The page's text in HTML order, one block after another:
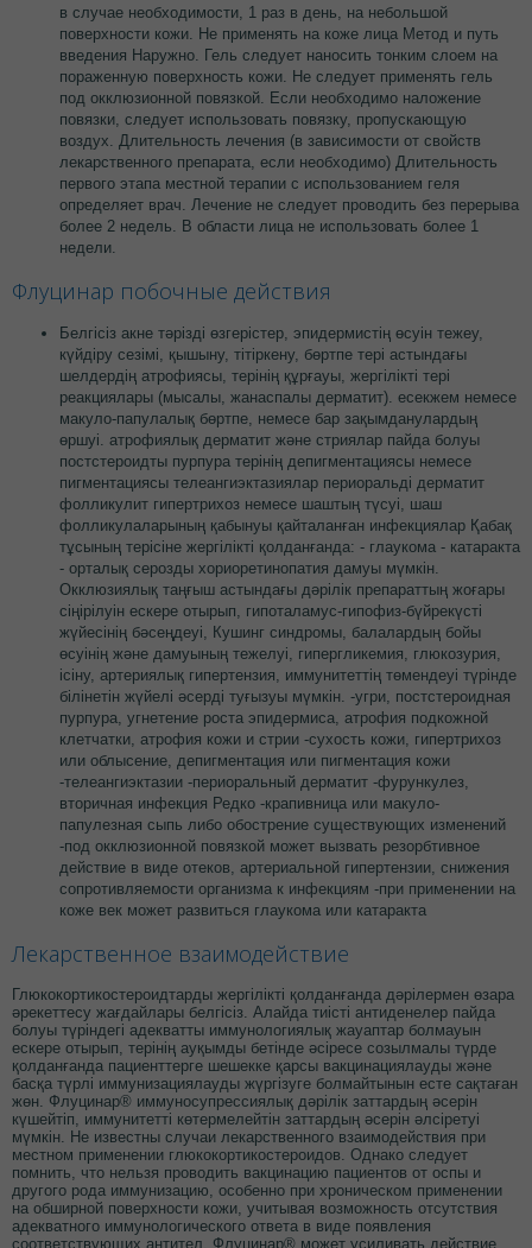
в случае необходимости, 1 раз в день, на небольшой
поверхности кожи. Не применять на коже лица Метод и путь
введения Наружно. Гель следует наносить тонким слоем на
пораженную поверхность кожи. Не следует применять гель
под окклюзионной повязкой. Если необходимо наложение
повязки, следует использовать повязку, пропускающую
воздух. Длительность лечения (в зависимости от свойств
лекарственного препарата, если необходимо) Длительность
первого этапа местной терапии с использованием геля
определяет врач. Лечение не следует проводить без перерыва
более 2 недель. В области лица не использовать более 1
недели.
Флуцинар побочные действия
Белгісіз акне тәрізді өзгерістер, эпидермистің өсуін тежеу,
күйдіру сезімі, қышыну, тітіркену, бөртпе тері астындағы
шелдердің атрофиясы, терінің құрғауы, жергілікті тері
реакциялары (мысалы, жанаспалы дерматит). есекжем немесе
макуло-папулалық бөртпе, немесе бар зақымданулардың
өршуі. атрофиялық дерматит және стриялар пайда болуы
постстероидты пурпура терінің депигментациясы немесе
пигментациясы телеангиэктазиялар периоральді дерматит
фолликулит гипертрихоз немесе шаштың түсуі, шаш
фолликулаларының қабынуы қайталанған инфекциялар Қабақ
тұсының терісіне жергілікті қолданғанда: - глаукома - катаракта
- орталық серозды хориоретинопатия дамуы мүмкін.
Окклюзиялық таңғыш астындағы дәрілік препараттың жоғары
сіңірілуін ескере отырып, гипоталамус-гипофиз-бүйрекүсті
жүйесінің бәсеңдеуі, Кушинг синдромы, балалардың бойы
өсуінің және дамуының тежелуі, гипергликемия, глюкозурия,
ісіну, артериялық гипертензия, иммунитеттің төмендеуі түрінде
білінетін жүйелі әсерді туғызуы мүмкін. -угри, постстероидная
пурпура, угнетение роста эпидермиса, атрофия подкожной
клетчатки, атрофия кожи и стрии -сухость кожи, гипертрихоз
или облысение, депигментация или пигментация кожи
-телеангиэктазии -периоральный дерматит -фурункулез,
вторичная инфекция Редко -крапивница или макуло-
папулезная сыпь либо обострение существующих изменений
-под окклюзионной повязкой может вызвать резорбтивное
действие в виде отеков, артериальной гипертензии, снижения
сопротивляемости организма к инфекциям -при применении на
коже век может развиться глаукома или катаракта
Лекарственное взаимодействие
Глюкокортикостероидтарды жергілікті қолданғанда дәрілермен өзара
әрекеттесу жағдайлары белгісіз. Алайда тиісті антиденелер пайда
болуы түріндегі адекватты иммунологиялық жауаптар болмауын
ескере отырып, терінің ауқымды бетінде әсіресе созылмалы түрде
қолданғанда пациенттерге шешекке қарсы вакцинациялауды және
басқа түрлі иммунизациялауды жүргізуге болмайтынын есте сақтаған
жөн. Флуцинар® иммуносупрессиялық дәрілік заттардың әсерін
күшейтіп, иммунитетті көтермелейтін заттардың әсерін әлсіретуі
мүмкін. Не известны случаи лекарственного взаимодействия при
местном применении глюкокортикостероидов. Однако следует
помнить, что нельзя проводить вакцинацию пациентов от оспы и
другого рода иммунизацию, особенно при хроническом применении
на обширной поверхности кожи, учитывая возможность отсутствия
адекватного иммунологического ответа в виде появления
соответствующих антител. Флуцинар® может усиливать действие